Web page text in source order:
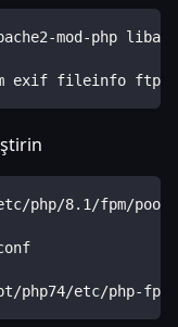
mod-php
exif fileinfo ftp
php/8.1/fpm/
php74/etc/php-